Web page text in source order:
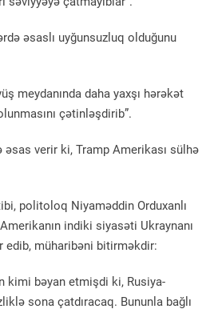
əsaslı uyğunsuzluq olduğunu
meydanında daha yaxşı hərəkət
çətinləşdirib”.
əsas verir ki, Tramp Amerikası sülhə
politoloq Niyaməddin Orduxanlı
indiki siyasəti Ukraynanı
edib, müharibəni bitirməkdir:
kimi bəyan etmişdi ki, Rusiya-
sona çatdıracaq. Bununla bağlı